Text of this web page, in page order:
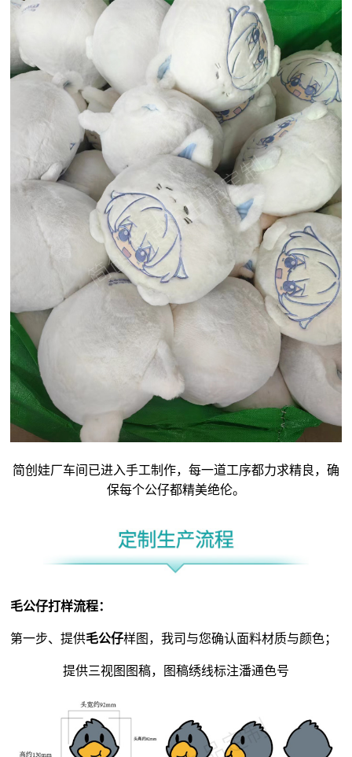
简创娃厂车间已进入手工制作，每一道工序都力求精良，确
保每个公仔都精美绝伦。
毛公仔打样流程：
第一步、提供毛公仔样图，我司与您确认面料材质与颜色；
提供三视图图稿，图稿绣线标注潘通色号